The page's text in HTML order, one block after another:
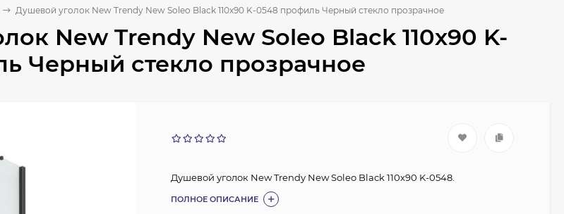
Душевой уголок New Trendy New Soleo Black 110х90 K-0548 профиль Черный стекло прозрачное
New Trendy New Soleo Black 110х90 K-
Черный стекло прозрачное
Душевой уголок New Trendy New Soleo Black 110х90 K-0548.
ПОЛНОЕ ОПИСАНИЕ